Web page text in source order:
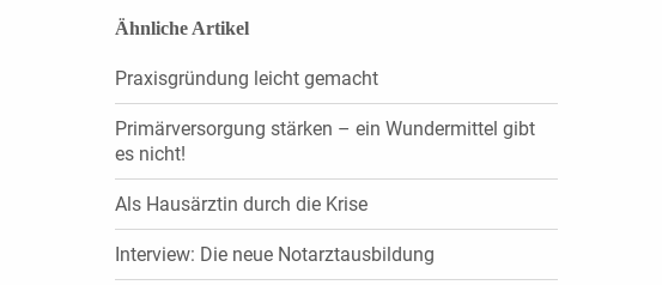
Ähnliche Artikel
Praxisgründung leicht gemacht
Primärversorgung stärken – ein Wundermittel gibt
es nicht!
Als Hausärztin durch die Krise
Interview: Die neue Notarztausbildung